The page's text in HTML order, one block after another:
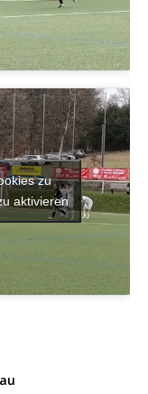
zu
aktivieren